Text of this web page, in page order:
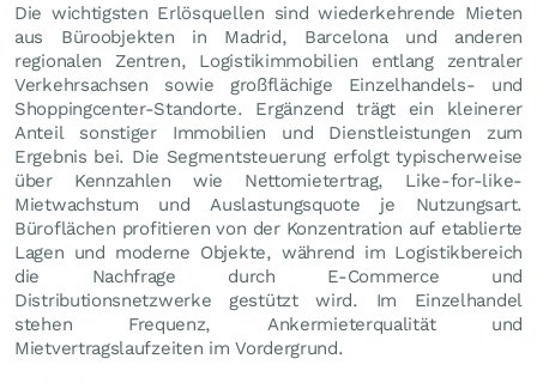
Die wichtigsten Erlösquellen sind wiederkehrende Mieten
aus Büroobjekten in Madrid, Barcelona und anderen
regionalen Zentren, Logistikimmobilien entlang zentraler
Verkehrsachsen sowie großflächige Einzelhandels- und
Shoppingcenter-Standorte. Ergänzend trägt ein kleinerer
Anteil sonstiger Immobilien und Dienstleistungen zum
Ergebnis bei. Die Segmentsteuerung erfolgt typischerweise
über Kennzahlen wie Nettomietertrag, Like-for-like-
Mietwachstum und Auslastungsquote je Nutzungsart.
Büroflächen profitieren von der Konzentration auf etablierte
Lagen und moderne Objekte, während im Logistikbereich
die Nachfrage durch E-Commerce und
Distributionsnetzwerke gestützt wird. Im Einzelhandel
stehen Frequenz, Ankermieterqualität und
Mietvertragslaufzeiten im Vordergrund.